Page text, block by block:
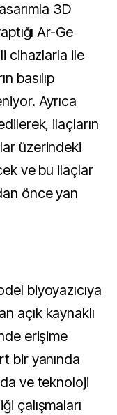
3D
Ar-Ge
cihazlarla ile
basılıp
Ayrıca
ilaçların
üzerindeki
ve bu ilaçlar
önce yan
biyoyazıcıya
açık kaynaklı
erişime
bir yanında
ve teknoloji
çalışmaları